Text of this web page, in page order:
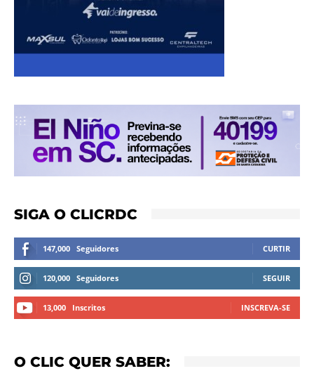
SIGA O CLICRDC
147,000 Seguidores CURTIR
120,000 Seguidores SEGUIR
13,000 Inscritos INSCREVA-SE
O CLIC QUER SABER: